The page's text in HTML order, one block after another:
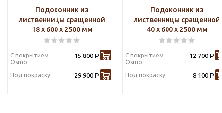
Подоконник из
лиственницы сращенной
18 х 600 х 2500 мм
С покрытием
Osmo
15 800 Р
Под покраску 29 900 Р
Подоконник из
лиственницы сращенной
40 х 600 х 2500 мм
С покрытием
Osmo
12 700 Р
Под покраску 8 100 Р